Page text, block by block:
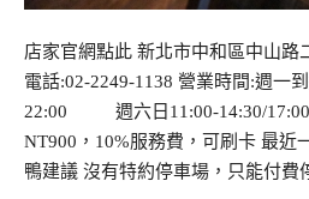
店家官網點此 新北市中和區中山路
電話:02-2249-1138 營業時間:週一
22:00 週六日11:00-14:30/17:00-
NT900，10%服務費，可刷卡 最近
鴨建議 沒有特約停車場，只能付